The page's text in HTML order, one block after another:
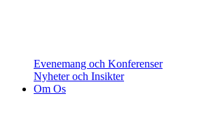
Evenemang och Konferenser
Nyheter och Insikter
Om Os